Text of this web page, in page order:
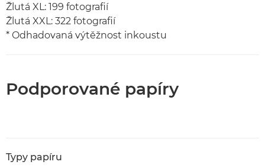
Žlutá XL: 199 fotografií
Žlutá XXL: 322 fotografií
* Odhadovaná výtěžnost inkoustu
Podporované papíry
Typy papíru